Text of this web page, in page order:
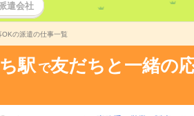
遣会社
の派遣の仕事一覧
駅 で友だちと一緒の